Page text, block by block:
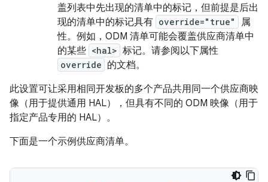
盖列表中先出现的清单中的标记，但前提是后出
现的清单中的标记具有 override="true"
属
性。例如，ODM 清单可能会覆盖供应商清单中
的某些 <hal> 标记。请参阅以下属性
override 的文档。
此设置可让采用相同开发板的多个产品共用同一个供应商映
像（用于提供通用 HAL），但具有不同的 ODM 映像（用于
指定产品专用的 HAL）。
下面是一个示例供应商清单。